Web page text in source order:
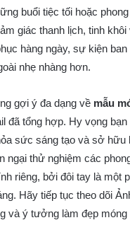
buổi tiệc tối hoặc
giác thanh lịch, tinh
hàng ngày, sự kiện
nhẹ nhàng hơn.
gợi ý đa dạng về mẫu
đã tổng hợp. Hy vọng
sức sáng tạo và sở hữu
ngại thử nghiệm các
riêng, bởi đôi tay là một
Hãy tiếp tục theo dõi
và ý tưởng làm đẹp móng